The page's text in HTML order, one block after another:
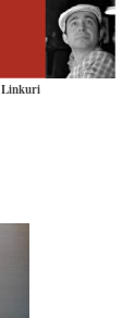
Linkuri